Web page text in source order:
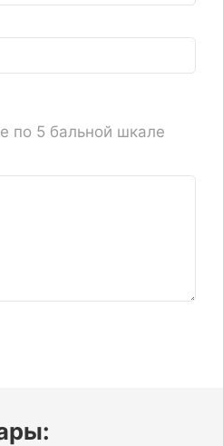
по 5 бальной шкале